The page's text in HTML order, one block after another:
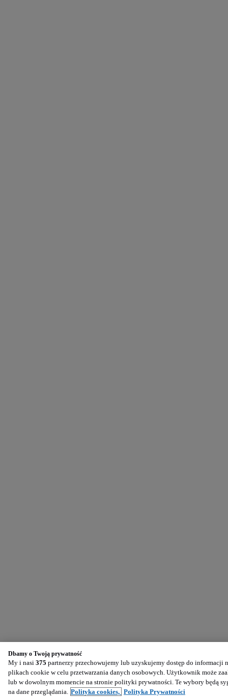
Dbamy o Twoją prywatność
My i nasi 375 partnerzy przechowujemy lub uzyskujemy dostęp do
plikach cookie w celu przetwarzania danych osobowych. Użytkownik może
lub w dowolnym momencie na stronie polityki prywatności. Te wybory będą
na dane przeglądania. Polityka cookies, Polityka Prywatności